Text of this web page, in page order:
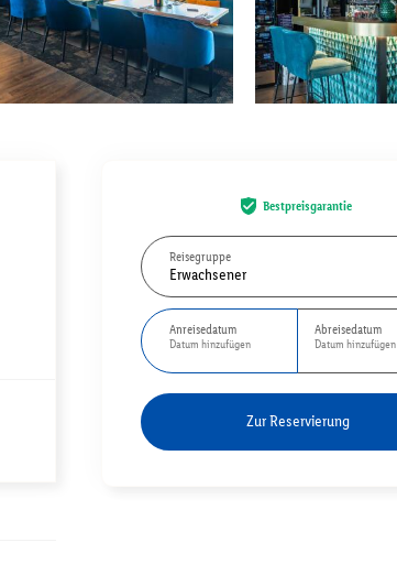
Bestpreisgarantie
Reisegruppe
Erwachsener
Anreisedatum
Datum hinzufügen
Abreisedatum
Datum hinzufügen
Zur Reservierung